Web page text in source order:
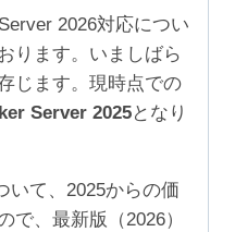
2026対応につい
ります。いましばら
じます。現時点での
Server 2025となり
いて、2025からの価
で、最新版（2026）